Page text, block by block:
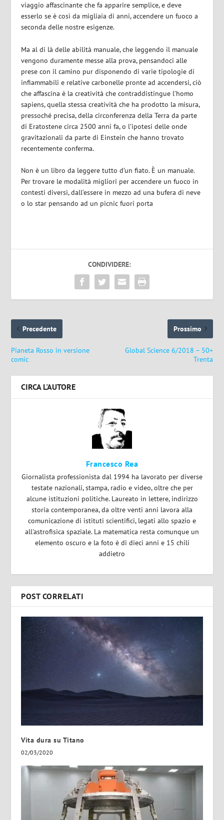
viaggio affascinante che fa apparire semplice, e deve
esserlo se è così da migliaia di anni, accendere un fuoco a
seconda delle nostre esigenze.
Ma al di là delle abilità manuale, che leggendo il manuale
vengono duramente messe alla prova, pensandoci alle
prese con il camino pur disponendo di varie tipologie di
infiammabili e relative carbonelle pronte ad accendersi, ciò
che affascina è la creatività che contraddistingue l’homo
sapiens, quella stessa creatività che ha prodotto la misura,
pressoché precisa, della circonferenza della Terra da parte
di Eratostene circa 2500 anni fa, o l’ipotesi delle onde
gravitazionali da parte di Einstein che hanno trovato
recentemente conferma.
Non è un libro da leggere tutto d’un fiato. È un manuale.
Per trovare le modalità migliori per accendere un fuoco in
contesti diversi, dall’essere in mezzo ad una bufera di neve
o lo star pensando ad un picnic fuori porta
CONDIVIDERE:
Precedente
Pianeta Rosso in versione
comic
Prossimo
Global Science 6/2018 – 50+
Trenta
CIRCA L'AUTORE
Francesco Rea
Giornalista professionista dal 1994 ha lavorato per diverse
testate nazionali, stampa, radio e video, oltre che per
alcune istituzioni politiche. Laureato in lettere, indirizzo
storia contemporanea, da oltre venti anni lavora alla
comunicazione di istituti scientifici, legati allo spazio e
all'astrofisica spaziale. La matematica resta comunque un
elemento oscuro e la foto è di dieci anni e 15 chili
addietro
POST CORRELATI
Vita dura su Titano
02/03/2020